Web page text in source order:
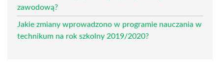
zawodową?
Jakie zmiany wprowadzono w programie nauczania w
technikum na rok szkolny 2019/2020?